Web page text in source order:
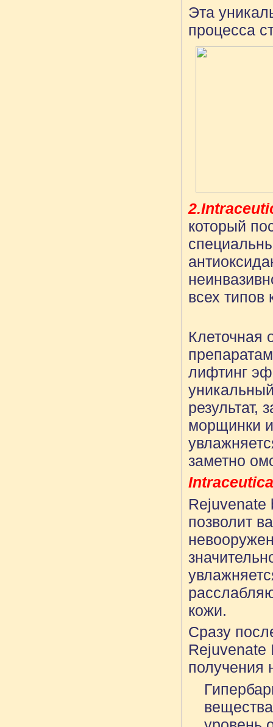
Эта
процесса
который
всех типов
Клеточная
лифтинг
морщинки
заметно
Rejuvenate
позволит
кожи.
Сразу
Rejuvenate
получения